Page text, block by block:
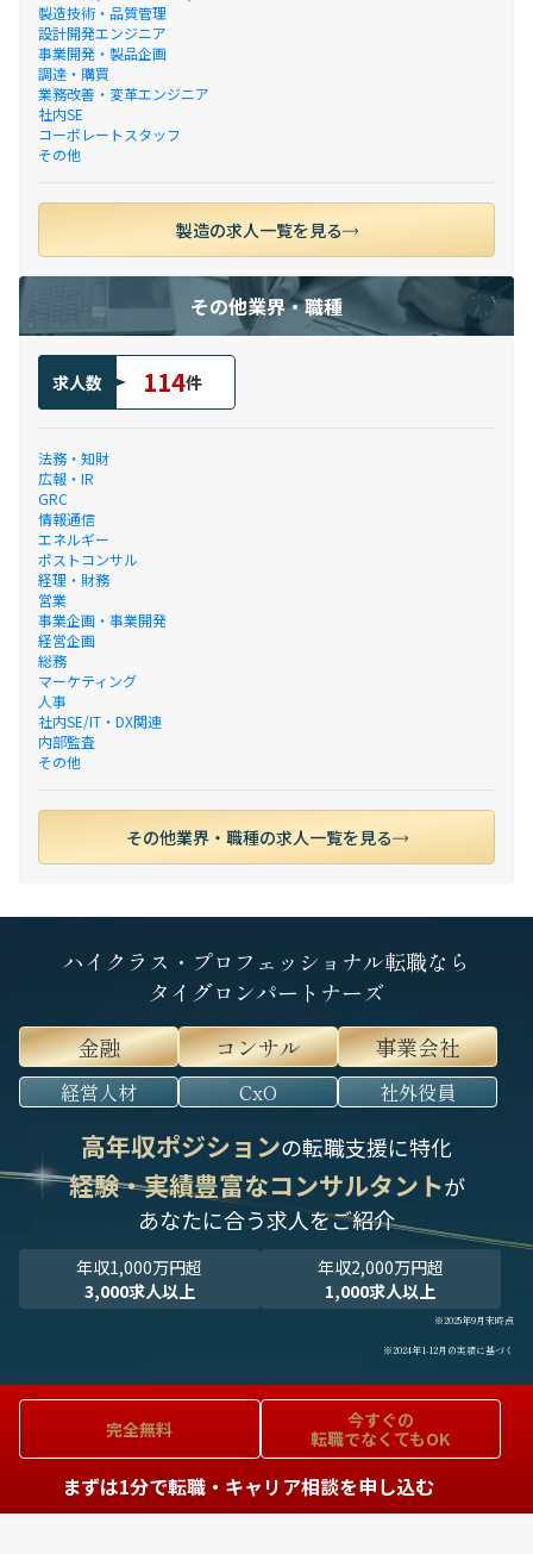
製造技術・品質管理
設計開発エンジニア
事業開発・製品企画
調達・購買
業務改善・変革エンジニア
社内SE
コーポレートスタッフ
その他
製造の求人一覧を見る
その他業界・職種
求人数 114件
法務・知財
広報・IR
GRC
情報通信
エネルギー
ポストコンサル
経理・財務
営業
事業企画・事業開発
経営企画
総務
マーケティング
人事
社内SE/IT・DX関連
内部監査
その他
その他業界・職種の求人一覧を見る
ハイクラス・プロフェッショナル転職なら
タイグロンパートナーズ
金融
コンサル 事業会社
経営人材 CxO 社外役員
高年収ポジションの転職支援に特化
経験・実績豊富なコンサルタントが
あなたに合う求人をご紹介
年収1,000万円超
3,000求人以上
年収2,000万円超
1,000求人以上
※2025年9月末時点
※2024年1-12月の実績に基づく
完全無料
今すぐの
転職でなくてもOK
まずは1分で転職・キャリア相談を申し込む